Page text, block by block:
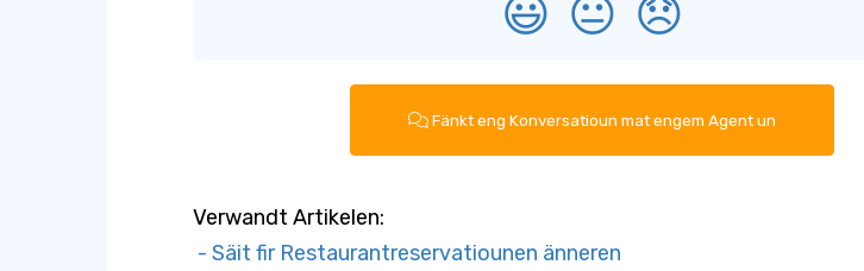
😃 😐 😞
Fänkt eng Konversatioun mat engem Agent un
Verwandt Artikelen:
- Säit fir Restaurantreservatiounen änneren